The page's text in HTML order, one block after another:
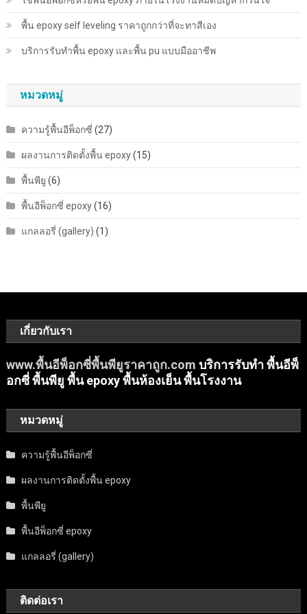
พื้น epoxy self leveling ราคาถูกกว่าที่จะทาสีเอง
บริการรับทำพื้น epoxy และพื้น pu แบบมืออาชีพ
หมวดหมู่
ความรู้พื้นอีพ็อกซี่ (27)
ผลงานการติดตั้งพื้น epoxy(15)
พื้นพียู (6)
พื้นอีพ็อกซี่ epoxy(16)
แกลลอรี่ (gallery) (1)
เกี่ยวกับเรา
www.พื้นอีพ็อกซี่พื้นพียูราคาถูก.com บริการรับทำ พื้นอีพ็
อกซี่ พื้นพียู พื้น epoxy พื้นห้องเย็น พื้นโรงงาน
หมวดหมู่
ความรู้พื้นอีพ็อกซี่
ผลงานการติดตั้งพื้น epoxy
พื้นพียู
พื้นอีพ็อกซี่ epoxy
แกลลอรี่ (gallery)
ติดต่อเรา